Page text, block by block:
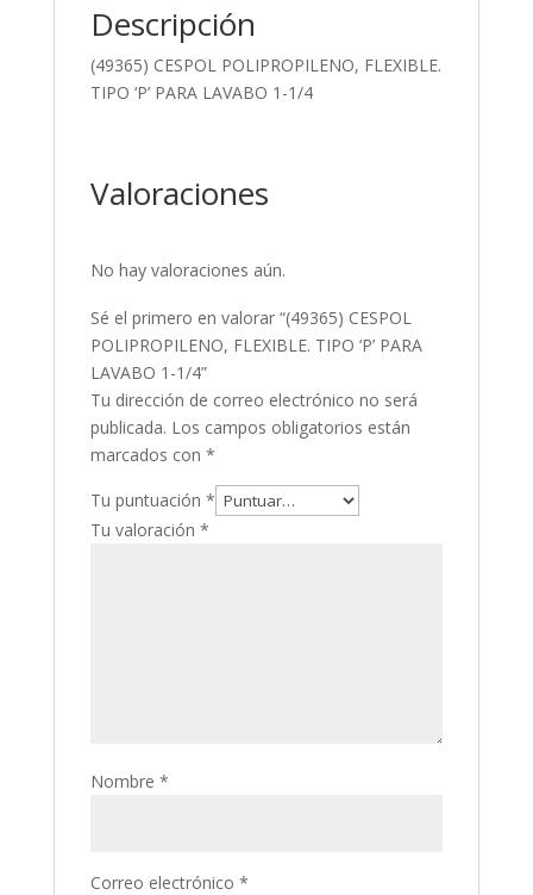
Descripción
(49365) CESPOL POLIPROPILENO, FLEXIBLE.
TIPO ‘P’ PARA LAVABO 1-1/4
Valoraciones
No hay valoraciones aún.
Sé el primero en valorar “(49365) CESPOL
POLIPROPILENO, FLEXIBLE. TIPO ‘P’ PARA
LAVABO 1-1/4”
Tu dirección de correo electrónico no será
publicada. Los campos obligatorios están
marcados con *
Tu puntuación *
Tu valoración *
Nombre *
Correo electrónico *